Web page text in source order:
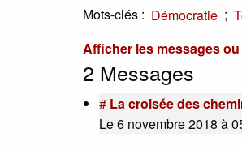
Mots-clés : Démocratie ;
Afficher les messages
2 Messages
# La croisée des
Le 6 novembre 2018 à